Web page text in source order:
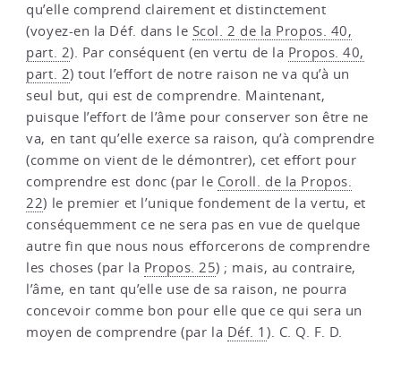
qu’elle comprend clairement et distinctement
(voyez-en la Déf. dans le Scol. 2 de la Propos. 40,
part. 2). Par conséquent (en vertu de la Propos. 40,
part. 2) tout l’effort de notre raison ne va qu’à un
seul but, qui est de comprendre. Maintenant,
puisque l’effort de l’âme pour conserver son être ne
va, en tant qu’elle exerce sa raison, qu’à comprendre
(comme on vient de le démontrer), cet effort pour
comprendre est donc (par le Coroll. de la Propos.
22) le premier et l’unique fondement de la vertu, et
conséquemment ce ne sera pas en vue de quelque
autre fin que nous nous efforcerons de comprendre
les choses (par la Propos. 25) ; mais, au contraire,
l’âme, en tant qu’elle use de sa raison, ne pourra
concevoir comme bon pour elle que ce qui sera un
moyen de comprendre (par la Déf. 1). C. Q. F. D.